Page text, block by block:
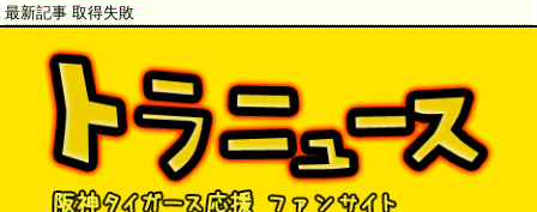
最新記事 取得失敗